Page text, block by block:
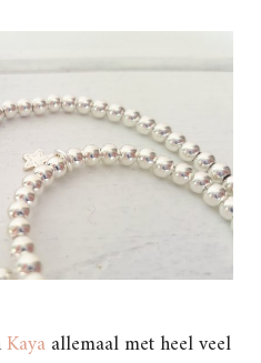
Kayaallemaal met heel veel